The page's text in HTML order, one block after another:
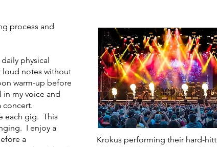
process and
physical
loud notes without
warm-up before
in my voice and
concert.
each gig. This
I enjoy a
a
Krokus performing their hard-